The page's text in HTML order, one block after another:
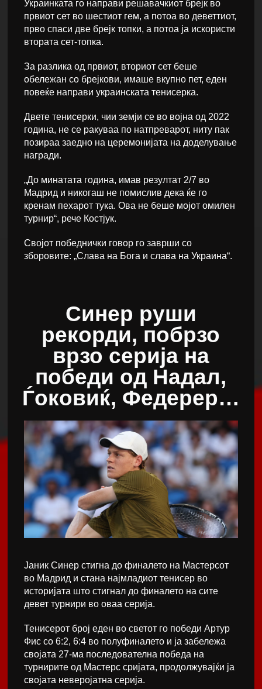
Украинката го направи решавачкиот брејк во
првиот сет во шестиот гем, а потоа во деветтиот,
прво спаси две брејк топки, а потоа ја искористи
втората сет-топка.
За разлика од првиот, вториот сет беше
обележан со брејкови, имаше вкупно пет, еден
повеќе направи украинската тенисерка.
Двете тенисерки, чии земји се во војна од 2022
година, не се ракуваа по натпреварот, ниту пак
позираа заедно на церемонијата на доделување
награди.
„До минатата година, имав резултат 2/7 во
Мадрид и никогаш не помислив дека ќе го
кренам пехарот тука. Ова не беше мојот омилен
турнир“, рече Костјук.
Својот победнички говор го заврши со
зборовите: „Слава на Бога и слава на Украина“.
Синер руши
рекорди, побрзо
врзо серија на
победи од Надал,
Ѓоковиќ, Федерер…
Јаник Синер стигна до финалето на Мастерсот
во Мадрид и стана најмладиот тенисер во
историјата што стигнал до финалето на сите
девет турнири во оваа серија.
Тенисерот број еден во светот го победи Артур
Фис со 6:2, 6:4 во полуфиналето и ја забележа
својата 27-ма последователна победа на
турнирите од Мастерс сријата, продолжувајќи ја
својата неверојатна серија.